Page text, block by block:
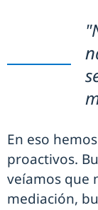
En eso
proactivos.
veíamos que
mediación,